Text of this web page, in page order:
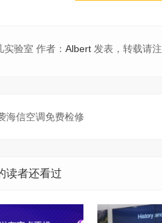
验室 作者： Albert 发表，转载请
海信空调免费检修
读者还看过